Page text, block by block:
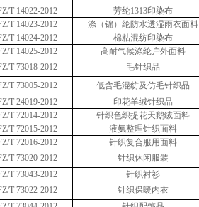
T 14022-2012 芳纶1313印染布
T 14023-2012 涤（锦）纶防水透湿雨衣面料
T 14024-2012 棉粘混纺印染布
T 14025-2012 高耐气候涤纶户外面料
T 73018-2012 毛针织品
T 73005-2012 低含毛混纺及仿毛针织品
T 24019-2012 印花羊绒针织品
T 72014-2012 针织色织提花天鹅绒面料
T 72015-2012 液氨整理针织面料
T 72016-2012 针织复合服用面料
T 73020-2012 针织休闲服装
T 73043-2012 针织衬衫
T 73022-2012 针织保暖内衣